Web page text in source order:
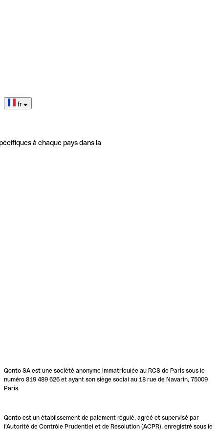
fr
à chaque pays dans la
Qonto SA est une société anonyme immatriculée au RCS de Paris sous le
numéro 819 489 626 et ayant son siège social au 18 rue de Navarin, 75009
Paris.
Qonto est un établissement de paiement régulé, agréé et supervisé par
l'Autorité de Contrôle Prudentiel et de Résolution (ACPR), enregistré sous le